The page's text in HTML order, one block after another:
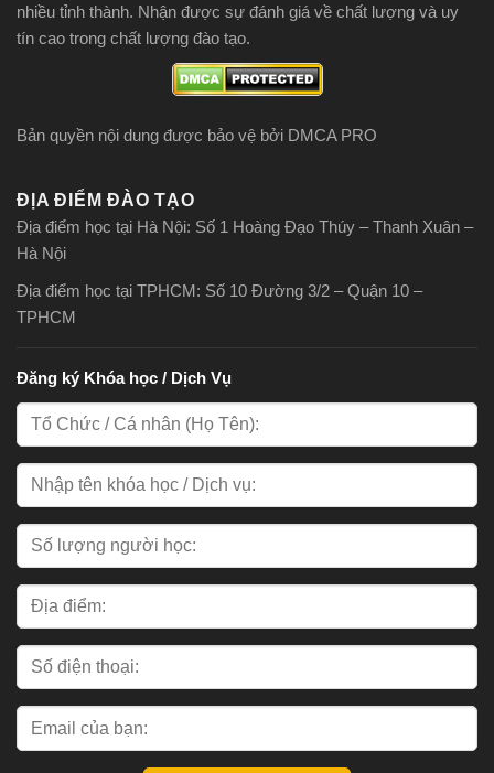
nhiều tỉnh thành. Nhận được sự đánh giá về chất lượng và uy
tín cao trong chất lượng đào tạo.
Bản quyền nội dung được bảo vệ bởi DMCA PRO
ĐỊA ĐIỂM ĐÀO TẠO
Địa điểm học tại Hà Nội: Số 1 Hoàng Đạo Thúy – Thanh Xuân –
Hà Nội
Địa điểm học tại TPHCM: Số 10 Đường 3/2 – Quận 10 –
TPHCM
Đăng ký Khóa học / Dịch Vụ